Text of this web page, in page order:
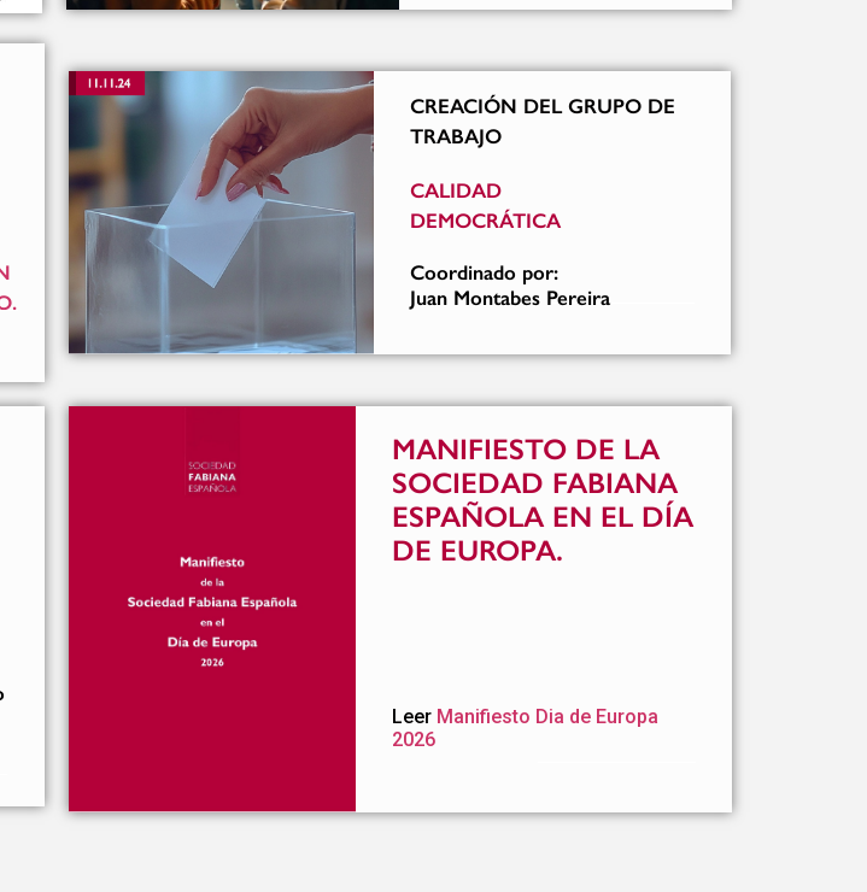
CREACIÓN DEL GRUPO DE
TRABAJO
CALIDAD
DEMOCRÁTICA
Coordinado por:
Juan Montabes Pereira
MANIFIESTO DE LA
SOCIEDAD FABIANA
ESPAÑOLA EN EL DÍA
DE EUROPA.
Leer Manifiesto Dia de Europa
2026